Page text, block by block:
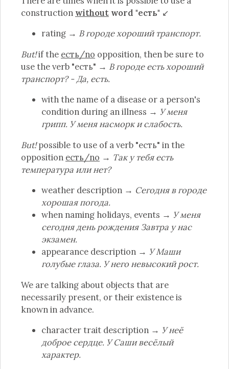
construction without word "есть" ↙
rating → В городе хороший транспорт.
But!if the есть/no opposition, then be sure to
use the verb "есть" → В городе есть хороший
транспорт? - Да, есть.
with the name of a disease or a person's
condition during an illness → У меня
грипп. У меня насморк и слабость.
But!possible to use of a verb "есть" in the
opposition есть/no → Так у тебя есть
температура или нет?
weather description → Сегодня в городе
хорошая погода.
when naming holidays, events → У меня
сегодня день рождения Завтра у нас
экзамен.
appearance description → У Маши
голубые глаза. У него невысокий рост.
We are talking about objects that are
necessarily present, or their existence is
known in advance.
character trait description → У неё
доброе сердце. У Саши весёлый
характер.